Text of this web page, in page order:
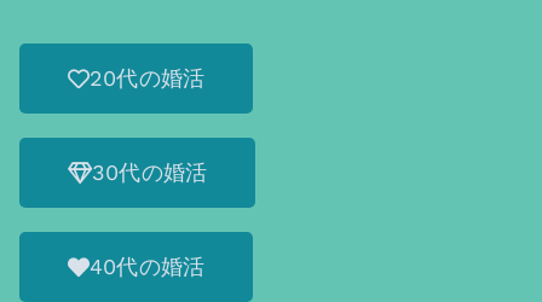
20代の婚活
30代の婚活
40代の婚活